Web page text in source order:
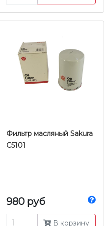
Фильтр масляный Sakura
C5101
980 руб
В корзину